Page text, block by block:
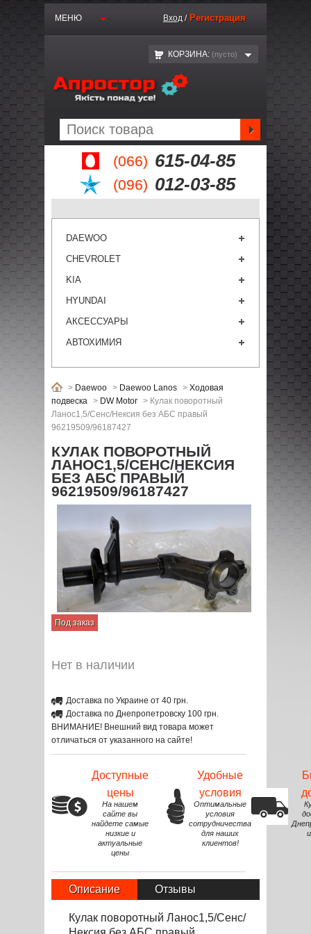
(066) 615-04-85
(096) 012-03-85
МЕНЮ Вход / Регистрация
КОРЗИНА: (пустo)
DAEWOO
CHEVROLET
KIA
HYUNDAI
АКСЕССУАРЫ
АВТОХИМИЯ
> Daewoo > Daewoo Lanos > Ходовая
подвеска > DW Motor > Кулак поворотный
Ланос1,5/Сенс/Нексия без АБС правый
96219509/96187427
КУЛАК ПОВОРОТНЫЙ
ЛАНОС1,5/СЕНС/НЕКСИЯ
БЕЗ АБС ПРАВЫЙ
96219509/96187427
Под заказ
Нет в наличии
Доставка по Украине от 40 грн.
Доставка по Днепропетровску 100 грн.
ВНИМАНИЕ! Внешний вид товара может
отличаться от указанного на сайте!
Доступные
цены
На нашем
сайте вы
найдете самые
низкие и
актуальные
цены
Удобные
условия
Оптимальные
условия
сотрудничества
для наших
клиентов!
Описание Отзывы
Кулак поворотный Ланос1,5/Сенс/